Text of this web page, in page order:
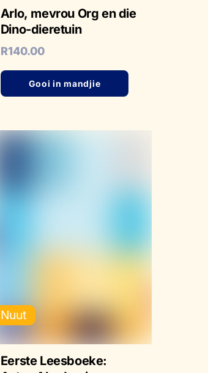
Arlo, mevrou Org en die
Dino-dieretuin
R140.00
Gooi in mandjie
Nuut
Eerste Leesboeke: